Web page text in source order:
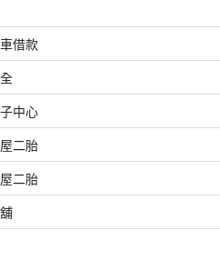
借款
中心
二胎
二胎